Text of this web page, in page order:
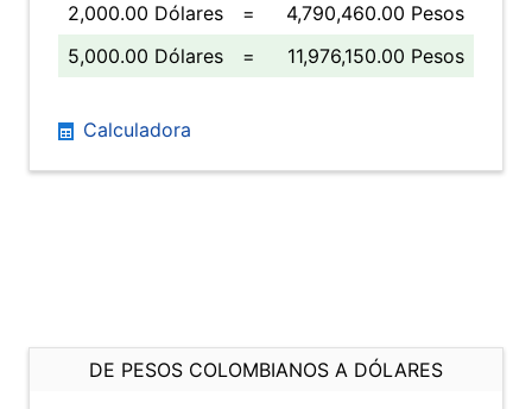
2,000.00 Dólares
=
4,790,460.00 Pesos
5,000.00 Dólares
= 11,976,150.00 Pesos
Calculadora
DE PESOS COLOMBIANOS A DÓLARES